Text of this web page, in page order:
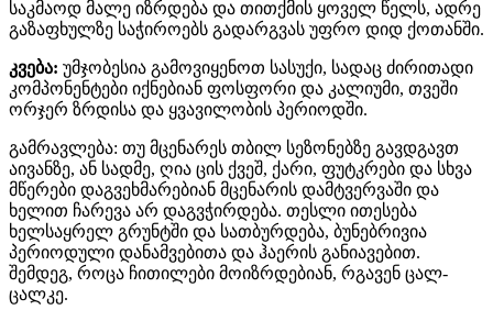
საკმაოდ მალე იზრდება და თითქმის ყოველ წელს, ადრე
გაზაფხულზე საჭიროებს გადარგვას უფრო დიდ ქოთანში.
კვება: უმჯობესია გამოვიყენოთ სასუქი, სადაც ძირითადი
კომპონენტები იქნებიან ფოსფორი და კალიუმი, თვეში
ორჯერ ზრდისა და ყვავილობის პერიოდში.
გამრავლება: თუ მცენარეს თბილ სეზონებზე გავდგავთ
აივანზე, ან სადმე, ღია ცის ქვეშ, ქარი, ფუტკრები და სხვა
მწერები დაგვეხმარებიან მცენარის დამტვერვაში და
ხელით ჩარევა არ დაგვჭირდება. თესლი ითესება
ხელსაყრელ გრუნტში და სათბურდება, ბუნებრივია
პერიოდული დანამვებითა და ჰაერის განიავებით.
შემდეგ, როცა ჩითილები მოიზრდებიან, რგავენ ცალ-
ცალკე.